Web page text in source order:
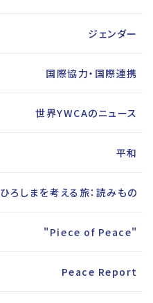
ジェンダー
国際協力・国際連携
世界YWCAのニュース
平和
ひろしまを考える旅：読みもの
"Piece of Peace"
Peace Report